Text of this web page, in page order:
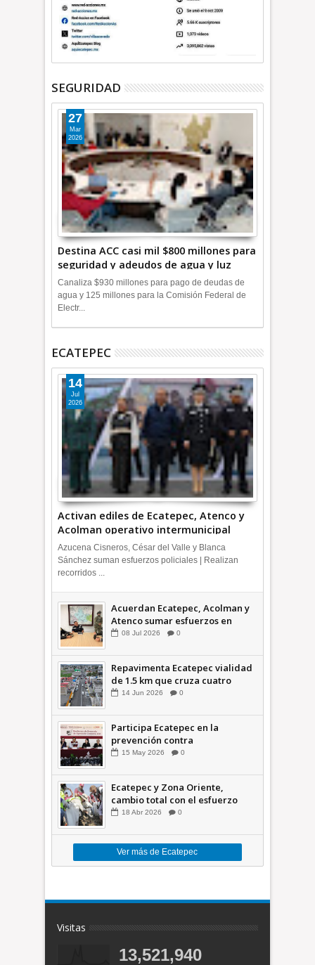
SEGURIDAD
Destina ACC casi mil $800 millones para
seguridad y adeudos de agua y luz
+Video
27
Mar
2026
Canaliza $930 millones para pago de deudas de
agua y 125 millones para la Comisión Federal de
Electr...
ECATEPEC
Activan ediles de Ecatepec, Atenco y
Acolman operativo intermunicipal
14
Jul
2026
Azucena Cisneros, César del Valle y Blanca
Sánchez suman esfuerzos policiales | Realizan
recorridos ...
Acuerdan Ecatepec, Acolman y
Atenco sumar esfuerzos en
seguridad
08 Jul 2026 0
Repavimenta Ecatepec vialidad
de 1.5 km que cruza cuatro
comunidades +Video
14 Jun 2026 0
Participa Ecatepec en la
prevención contra
inundaciones en el Valle de
15 May 2026 0
Ecatepec y Zona Oriente,
cambio total con el esfuerzo
conjunto: Azucena; retiran 21
18 Abr 2026 0
Ver más de Ecatepec
Visitas
13,521,940